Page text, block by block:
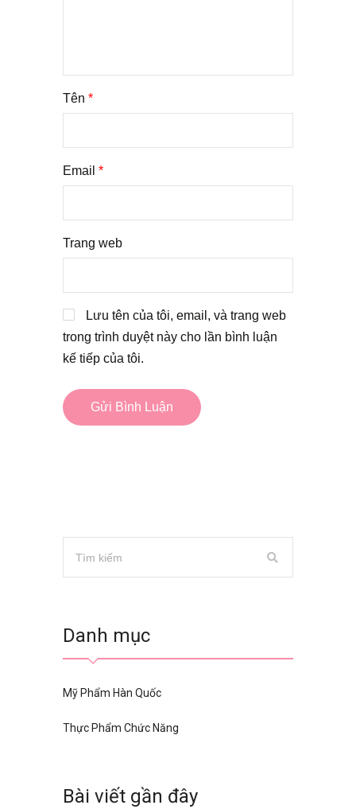
Tên *
Email *
Trang web
Lưu tên của tôi, email, và trang web
trong trình duyệt này cho lần bình luận
kế tiếp của tôi.
Danh mục
Mỹ Phẩm Hàn Quốc
Thực Phẩm Chức Năng
Bài viết gần đây